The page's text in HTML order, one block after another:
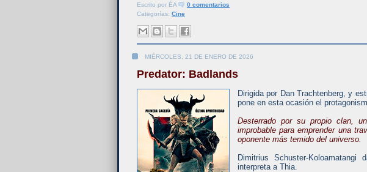
Escrito por ÉA
0 comentarios
Categorías: Cine
MIÉRCOLES, 21 DE ENERO DE 2026
Predator: Badlands
Dirigida por Dan Trachtenberg, y
pone en esta ocasión el
Desterrado por su propio clan,
improbable para emprender una
oponente más temido del universo.
Dimitrius Schuster-
interpreta a Thia.